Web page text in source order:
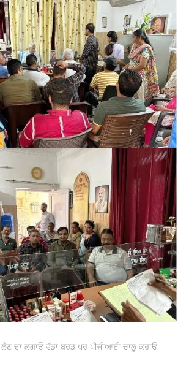
ਦਾ ਲਗਾਓ ਵੱਡਾ ਬੋਰਡ ਪਰ ਪੀਜੀਆਈ ਚਾਲੂ ਕਰਾਓ